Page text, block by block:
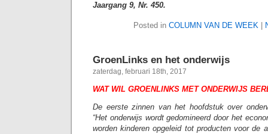
Jaargang 9, Nr. 450.
Posted in COLUMN VAN DE WEEK
GroenLinks en het onderwijs
zaterdag, februari 18th, 2017
WAT WIL GROENLINKS MET ONDERWIJS
De eerste zinnen van het hoofdstuk over
“Het onderwijs wordt gedomineerd door het
worden kinderen opgeleid tot producten voor de